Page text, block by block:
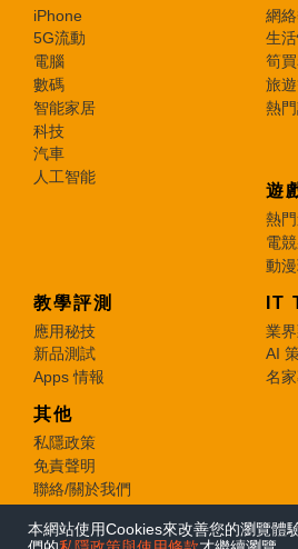
本網站使用Cookies來改善您的瀏覽體
iPhone
5G流動
電腦
數碼
智能家居
科技
汽車
人工智能
網
生
筍
旅
熱
遊
熱
電
動
教學評測
應用秘技
新品測試
Apps 情報
IT
業
AI
名
其他
私隱政策
免責聲明
聯絡/關於我們
© 2026 e-zone. All Rights